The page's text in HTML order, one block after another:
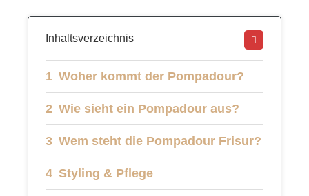
Inhaltsverzeichnis
Woher kommt der Pompadour?
Wie sieht ein Pompadour aus?
Wem steht die Pompadour Frisur?
Styling & Pflege